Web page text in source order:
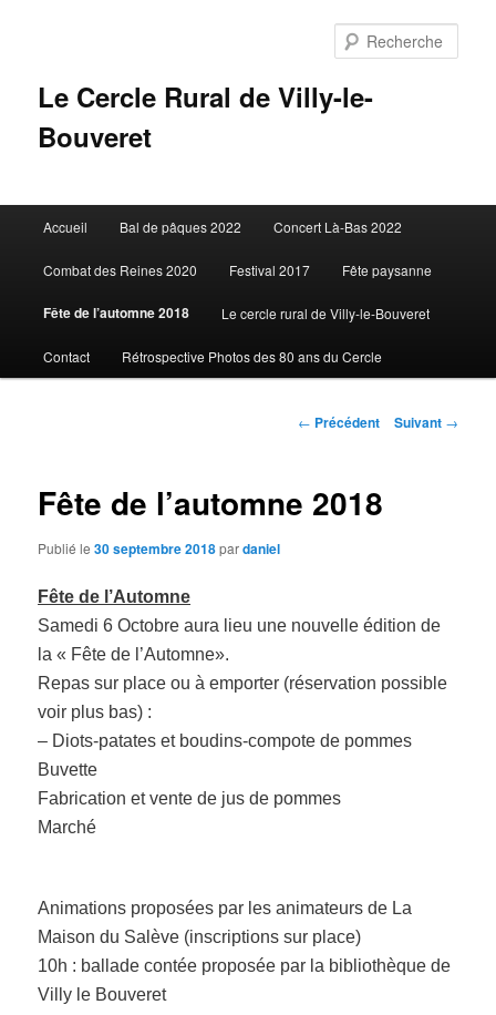
Le Cercle Rural de Villy-le-
Bouveret
principal
Accueil Bal de pâques 2022 Concert Là-Bas 2022
Combat des Reines 2020 Festival 2017 Fête paysanne
Fête de l’automne 2018 Le cercle rural de Villy-le-Bouveret
Contact Rétrospective Photos des 80 ans du Cercle
Navigation
← Précédent Suivant →
Fête de l’automne 2018
Publié le30 septembre 2018pardaniel
Fête de l’Automne
Samedi 6 Octobre aura lieu une nouvelle édition de
la « Fête de l’Automne».
Repas sur place ou à emporter (réservation possible
voir plus bas) :
– Diots-patates et boudins-compote de pommes
Buvette
Fabrication et vente de jus de pommes
Marché
Animations proposées par les animateurs de La
Maison du Salève (inscriptions sur place)
10h : ballade contée proposée par la bibliothèque de
Villy le Bouveret